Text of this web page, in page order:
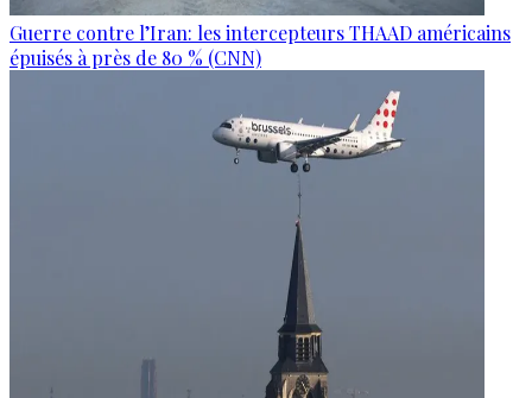
Guerre contre l’Iran: les intercepteurs THAAD américains
épuisés à près de 80 % (CNN)